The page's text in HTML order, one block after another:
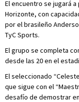
El encuentro se jugará
Horizonte, con
por el brasileño
TyC Sports.
El grupo se completa
desde las 20 en el
El seleccionado
que sigue con el
desafío de demostrar